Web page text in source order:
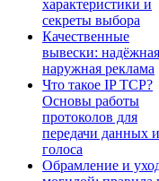
характеристики и
секреты выбора
Качественные
вывески: надёжная
наружная реклама
Что такое IP TCP?
Основы работы
протоколов для
передачи данных и
голоса
Обрамление и